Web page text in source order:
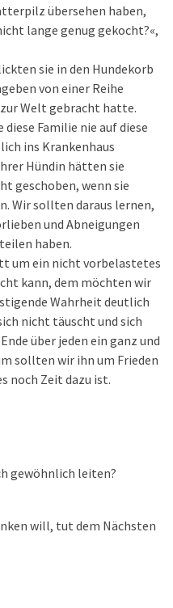
übersehen haben,
lange genug gekocht?«,
sie in den Hundekorb
von einer Reihe
Welt gebracht hatte.
Familie nie auf diese
ins Krankenhaus
Hündin hätten sie
geschoben, wenn sie
Wir sollten daraus lernen,
und Abneigungen
haben.
um ein nicht vorbelastetes
kann, dem möchten wir
Wahrheit deutlich
nicht täuscht und sich
über jeden ein ganz und
sollten wir ihn um Frieden
noch Zeit dazu ist.
gewöhnlich leiten?
will, tut dem Nächsten